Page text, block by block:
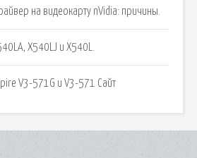
на видеокарту nVidia: причины.
X540LJ и X540L.
V3-571G и V3-571 Сайт